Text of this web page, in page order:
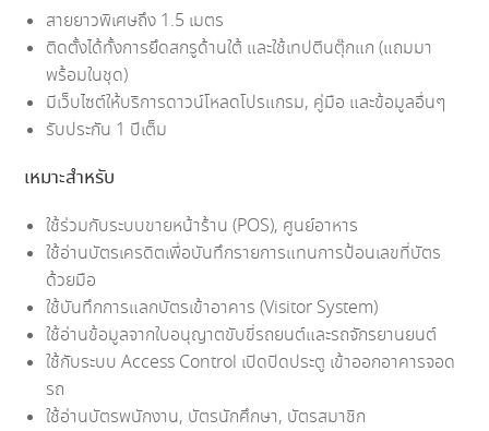
สายยาวพิเศษถึง 1.5 เมตร
ติดตั้งได้ทั้งการยึดสกรูด้านใต้ และใช้เทปตีนตุ๊กแก (แถมมา
พร้อมในชุด)
มีเว็บไซต์ให้บริการดาวน์โหลดโปรแกรม, คู่มือ และข้อมูลอื่นๆ
รับประกัน 1 ปีเต็ม
เหมาะสำหรับ
ใช้ร่วมกับระบบขายหน้าร้าน (POS), ศูนย์อาหาร
ใช้อ่านบัตรเครดิตเพื่อบันทึกรายการแทนการป้อนเลขที่บัตร
ด้วยมือ
ใช้บันทึกการแลกบัตรเข้าอาคาร (Visitor System)
ใช้อ่านข้อมูลจากใบอนุญาตขับขี่รถยนต์และรถจักรยานยนต์
ใช้กับระบบ Access Control เปิดปิดประตู เข้าออกอาคารจอด
รถ
ใช้อ่านบัตรพนักงาน, บัตรนักศึกษา, บัตรสมาชิก